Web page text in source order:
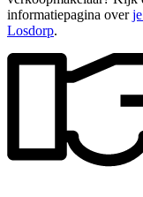
informatiepagina over
Losdorp.